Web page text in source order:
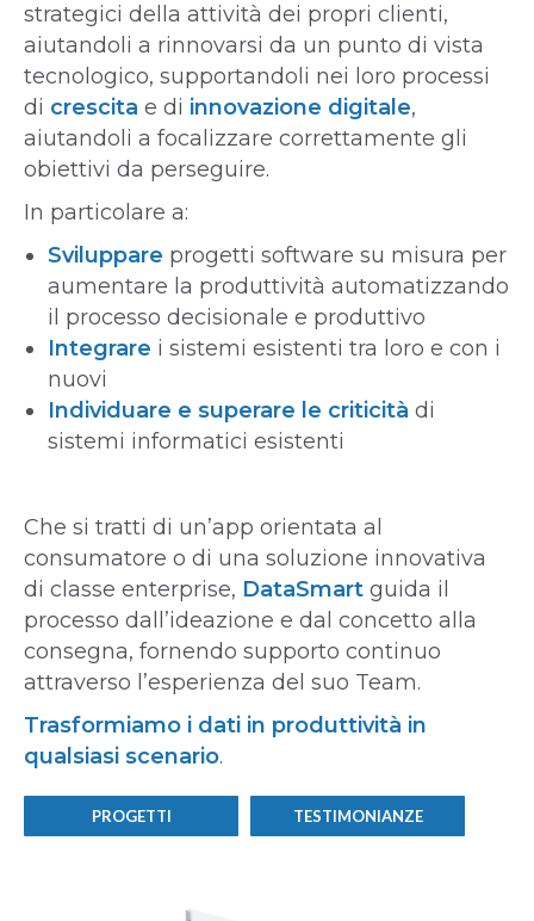
strategici della attività dei propri clienti,
aiutandoli a rinnovarsi da un punto di vista
tecnologico, supportandoli nei loro processi
di crescita e di innovazione digitale,
aiutandoli a focalizzare correttamente gli
obiettivi da perseguire.
In particolare a:
Sviluppare progetti software su misura per
aumentare la produttività automatizzando
il processo decisionale e produttivo
Integrare i sistemi esistenti tra loro e con i
nuovi
Individuare e superare le criticità di
sistemi informatici esistenti
Che si tratti di un’app orientata al
consumatore o di una soluzione innovativa
di classe enterprise, DataSmart guida il
processo dall’ideazione e dal concetto alla
consegna, fornendo supporto continuo
attraverso l’esperienza del suo Team.
Trasformiamo i dati in produttività in
qualsiasi scenario.
PROGETTI TESTIMONIANZE